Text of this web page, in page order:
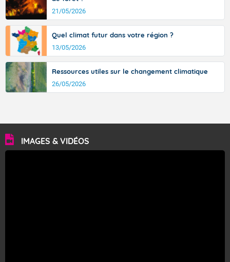
21/05/2026
Quel climat futur dans votre région ?
13/05/2026
Ressources utiles sur le changement climatique
26/05/2026
IMAGES & VIDÉOS